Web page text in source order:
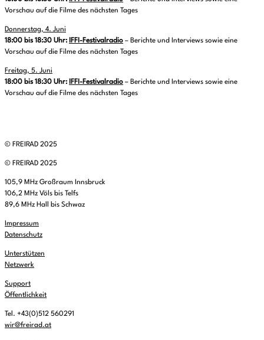
Vorschau auf die Filme des nächsten Tages
Donnerstag, 4. Juni
18:00 bis 18:30 Uhr:
IFFI-Festivalradio – Berichte und Interviews sowie eine
Vorschau auf die Filme des nächsten Tages
Freitag, 5. Juni
18:00 bis 18:30 Uhr:
IFFI-Festivalradio – Berichte und Interviews sowie eine
Vorschau auf die Filme des nächsten Tages
© FREIRAD 2025
© FREIRAD 2025
105,9 MHz Großraum Innsbruck
106,2 MHz Völs bis Telfs
89,6 MHz Hall bis Schwaz
Impressum
Datenschutz
Unterstützen
Netzwerk
Support
Öffentlichkeit
Tel. +43(0)512 560291
wir@freirad.at